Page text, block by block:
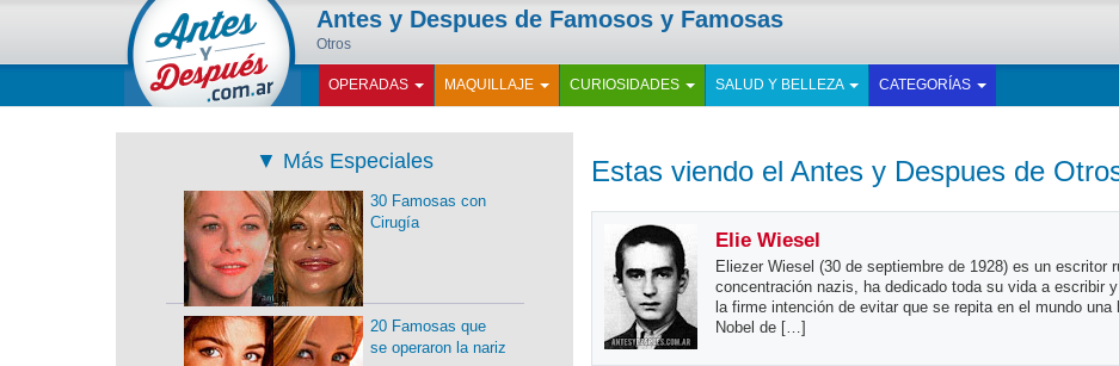
Antes y Despues de Famosos y Famosas
Otros
OPERADAS MAQUILLAJE CURIOSIDADES SALUD Y BELLEZA CATEGORÍAS
Estas viendo el Antes y Despues de
Elie Wiesel
Eliezer Wiesel (30 de septiembre de 1928) es un escritor
concentración nazis, ha dedicado toda su vida a escribir
la firme intención de evitar que se repita en el mundo
Nobel de […]
▼ Más Especiales
30 Famosas con
Cirugía
20 Famosas que
se operaron la nariz